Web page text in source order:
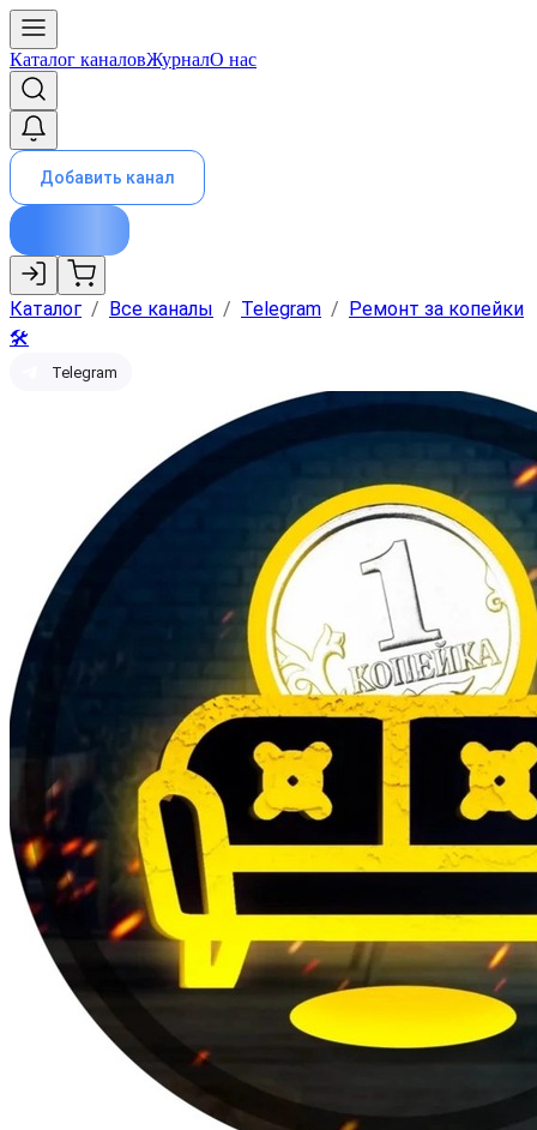
Каталог каналовЖурналО нас
Добавить канал
Каталог / Все каналы / Telegram / Ремонт за копейки
🛠
Telegram